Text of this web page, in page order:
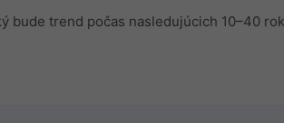
bude trend počas nasledujúcich 10–40